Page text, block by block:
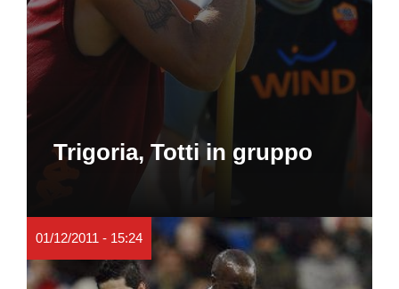
Trigoria, Totti in gruppo
01/12/2011 - 15:24